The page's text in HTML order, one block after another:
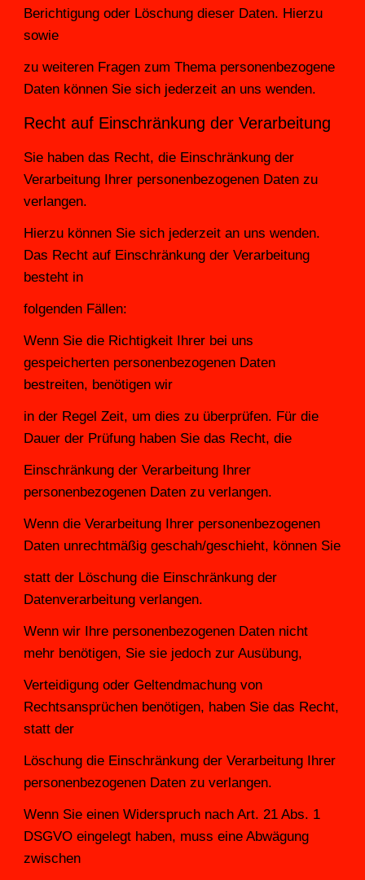
Berichtigung oder Löschung dieser Daten. Hierzu
sowie
zu weiteren Fragen zum Thema personenbezogene
Daten können Sie sich jederzeit an uns wenden.
Recht auf Einschränkung der Verarbeitung
Sie haben das Recht, die Einschränkung der
Verarbeitung Ihrer personenbezogenen Daten zu
verlangen.
Hierzu können Sie sich jederzeit an uns wenden.
Das Recht auf Einschränkung der Verarbeitung
besteht in
folgenden Fällen:
Wenn Sie die Richtigkeit Ihrer bei uns
gespeicherten personenbezogenen Daten
bestreiten, benötigen wir
in der Regel Zeit, um dies zu überprüfen. Für die
Dauer der Prüfung haben Sie das Recht, die
Einschränkung der Verarbeitung Ihrer
personenbezogenen Daten zu verlangen.
Wenn die Verarbeitung Ihrer personenbezogenen
Daten unrechtmäßig geschah/geschieht, können Sie
statt der Löschung die Einschränkung der
Datenverarbeitung verlangen.
Wenn wir Ihre personenbezogenen Daten nicht
mehr benötigen, Sie sie jedoch zur Ausübung,
Verteidigung oder Geltendmachung von
Rechtsansprüchen benötigen, haben Sie das Recht,
statt der
Löschung die Einschränkung der Verarbeitung Ihrer
personenbezogenen Daten zu verlangen.
Wenn Sie einen Widerspruch nach Art. 21 Abs. 1
DSGVO eingelegt haben, muss eine Abwägung
zwischen